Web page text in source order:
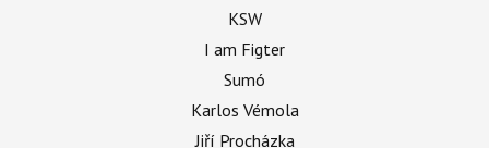
KSW
I am Figter
Sumó
Karlos Vémola
Jiří Procházka